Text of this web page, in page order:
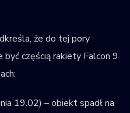
że do tej pory
częścią rakiety Falcon 9
19.02) – obiekt spadł na